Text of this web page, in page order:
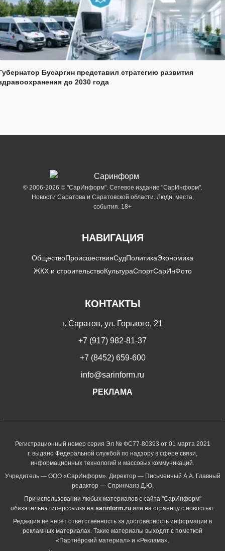
Бусаргин представил стратегию развития
до 2030 года
© 2006-2026 © "СарИнформ". Сетевое издание "СарИнформ".
Новости Саратова и Саратовской области. Люди, места,
события. 18+
НАВИГАЦИЯ
ОбществоПроисшествияСудПолитикаЭкономика
ЖКХ и строительствоКультураСпортСарИнФото
КОНТАКТЫ
г. Саратов, ул. Горького, 21
+7 (917) 982-81-37
+7 (8452) 659-600
info@sarinform.ru
РЕКЛАМА
Регистрационный номер серия Эл № ФС77-80393 от 01 марта 2021
г. выдано Федеральной службой по надзору в сфере связи,
информационных технологий и массовых коммуникаций.
Учредитель — ООО «СарИнформ». Директор — Письменный А.А. Главный
редактор — Спринчанэ Д.Ю.
При использовании любых материалов с сайта "СарИнформ"
обязательна гиперссылка на sarinform.ru или на страницу с новостью.
Редакция не несет ответственность за достоверность информации в
рекламных материалах. Такие материалы выходят с пометкой
«Партнёрский материал» и «Реклама».